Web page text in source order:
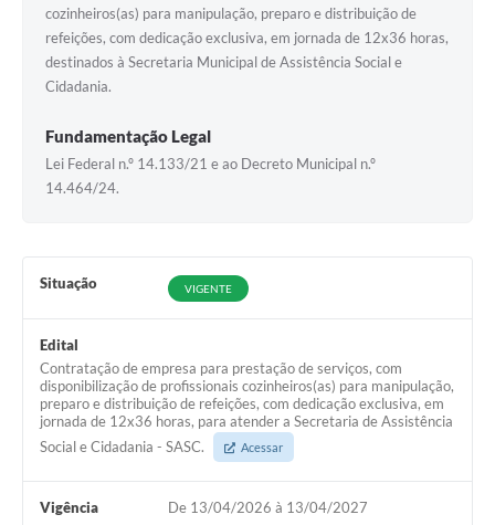
cozinheiros(as) para manipulação, preparo e distribuição de
refeições, com dedicação exclusiva, em jornada de 12x36 horas,
destinados à Secretaria Municipal de Assistência Social e
Cidadania.
Fundamentação Legal
Lei Federal n.º 14.133/21 e ao Decreto Municipal n.º
14.464/24.
Situação VIGENTE
Edital
Contratação de empresa para prestação de serviços, com
disponibilização de profissionais cozinheiros(as) para manipulação,
preparo e distribuição de refeições, com dedicação exclusiva, em
jornada de 12x36 horas, para atender a Secretaria de Assistência
Social e Cidadania - SASC.
Acessar
Vigência De 13/04/2026 à 13/04/2027